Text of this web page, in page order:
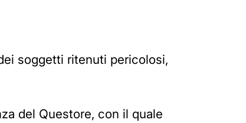
soggetti ritenuti pericolosi,
del Questore, con il quale